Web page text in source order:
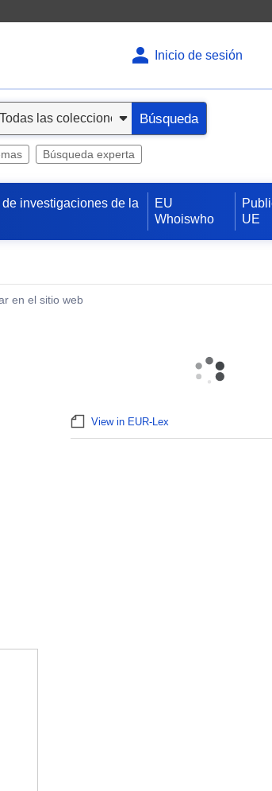
Inicio de sesión
Búsqueda
Búsqueda experta
investigaciones de la
EU
Whoiswho
UE
en el sitio web
View in EUR-Lex